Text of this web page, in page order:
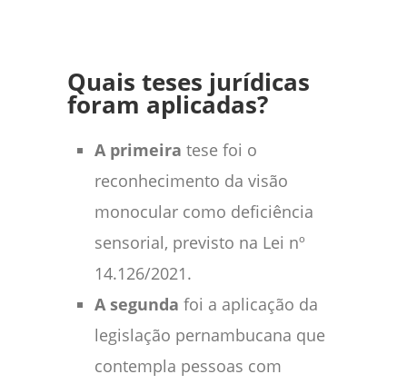
Quais teses jurídicas
foram aplicadas?
A primeira tese foi o
reconhecimento da visão
monocular como deficiência
sensorial, previsto na Lei nº
14.126/2021.
A segunda foi a aplicação da
legislação pernambucana que
contempla pessoas com